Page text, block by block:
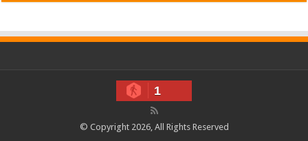
1
© Copyright 2026, All Rights Reserved